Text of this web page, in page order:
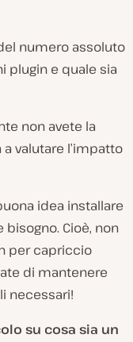
numero assoluto
plugin e quale sia
non avete la
valutare l’impatto
idea installare
Cioè, non
per capriccio
di mantenere
necessari!
su cosa sia un